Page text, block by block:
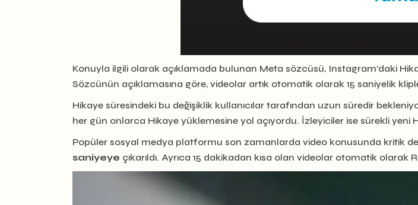
Konuyla ilgili olarak açıklamada bulunan Meta sözcüsü, Instagram’daki
Sözcünün açıklamasına göre, videolar artık otomatik olarak 15 saniyelik
Hikaye süresindeki bu değişiklik kullanıcılar tarafından uzun süredir
her gün onlarca Hikaye yüklemesine yol açıyordu. İzleyiciler ise sürekli yeni
Popüler sosyal medya platformu son zamanlarda video konusunda kritik
saniyeye çıkarıldı. Ayrıca 15 dakikadan kısa olan videolar otomatik olarak